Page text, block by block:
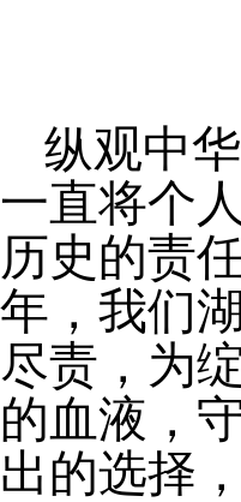
纵观中
一直将个
历史的责
年，我们
尽责，为
的血液，
出的选择